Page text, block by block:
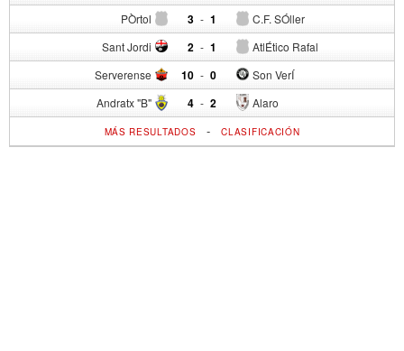
PÒrtol 3 - C.F. SÓller
1
Sant Jordi 2 - AtlÉtico Rafal
1
Serverense 10 - Son VerÍ
0
Andratx "B" 4 - Alaro
2
MÁS RESULTADOS -CLASIFICACIÓN